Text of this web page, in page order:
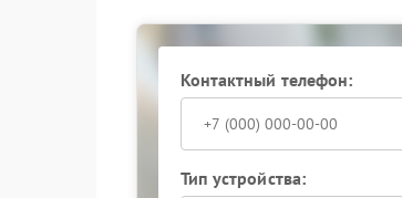
Контактный телефон:
Тип устройства: